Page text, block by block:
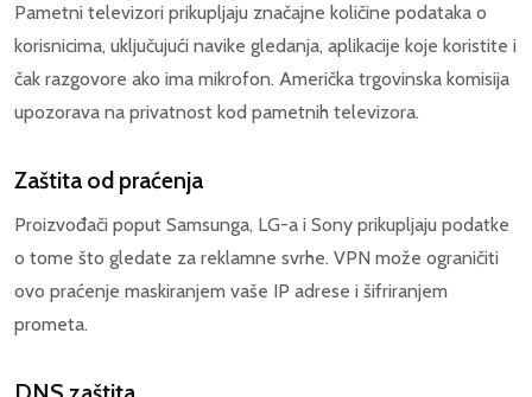
Pametni televizori prikupljaju značajne količine podataka o
korisnicima, uključujući navike gledanja, aplikacije koje koristite i
čak razgovore ako ima mikrofon. Američka trgovinska komisija
upozorava na privatnost kod pametnih televizora.
Zaštita od praćenja
Proizvođači poput Samsunga, LG-a i Sony prikupljaju podatke
o tome što gledate za reklamne svrhe. VPN može ograničiti
ovo praćenje maskiranjem vaše IP adrese i šifriranjem
prometa.